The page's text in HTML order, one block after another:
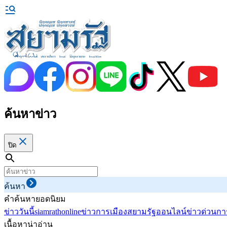
ค้นหาข่าว
ปิด
ค้นหา
คำค้นหายอดนิยม
ข่าววันนี้siamrathonlineข่าวการเมืองสยามรัฐออนไลน์ข่าวด่วนก
เนื้อหาน่าอ่าน